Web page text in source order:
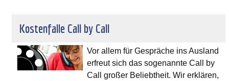
Kostenfalle Call by Call
Vor allem für Gespräche ins Ausland
erfreut sich das sogenannte Call by
Call großer Beliebtheit. Wir erklären,